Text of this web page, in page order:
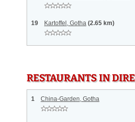
19 Kartoffel, Gotha (2.65 km)
RESTAURANTS IN
1 China-Garden, Gotha